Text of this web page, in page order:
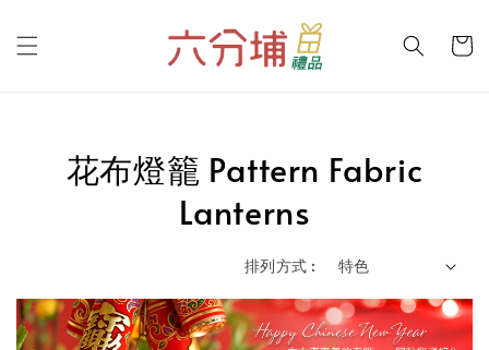
花布燈籠 Pattern Fabric
Lanterns
排列方式 :